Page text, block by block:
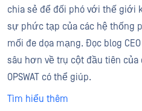
chia sẻ để đối phó với thế giới
sự phức tạp của các hệ thống
mối đe dọa mạng. Đọc blog
sâu hơn về trụ cột đầu tiên
OPSWAT có thể giúp.
Tìm hiểu thêm